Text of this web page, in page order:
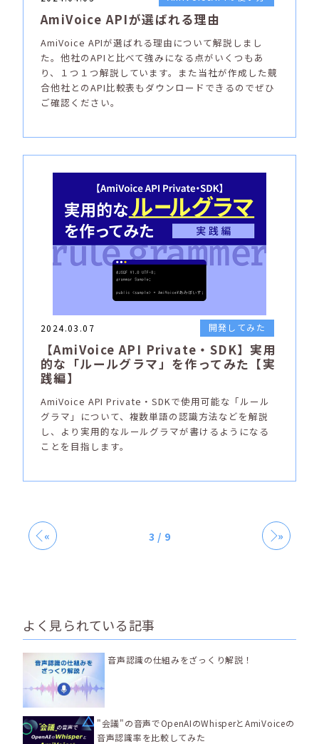
AmiVoice APIが選ばれる理由
AmiVoice APIが選ばれる理由について解説しまし
た。他社のAPIと比べて強みになる点がいくつもあ
り、１つ１つ解説しています。また当社が作成した競
合他社とのAPI比較表もダウンロードできるのでぜひ
ご確認ください。
2024.03.07 開発してみた
【AmiVoice API Private・SDK】実用
的な「ルールグラマ」を作ってみた【実
践編】
AmiVoice API Private・SDKで使用可能な「ルール
グラマ」について、複数単語の認識方法などを解説
し、より実用的なルールグラマが書けるようになる
ことを目指します。
3 / 9
« »
よく見られている記事
音声認識の仕組みをざっくり解説！
"会議"の音声でOpenAIのWhisperとAmiVoiceの
音声認識率を比較してみた